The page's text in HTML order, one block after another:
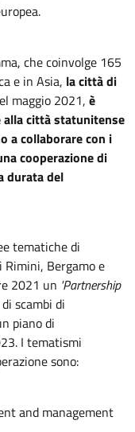
che coinvolge 165
e in Asia, la città di
maggio 2021, è
alla città statunitense
a collaborare con i
cooperazione di
durata del
tematiche di
Bergamo e
2021 un 'Partnership
scambi di
piano di
I tematismi
sono:
and management